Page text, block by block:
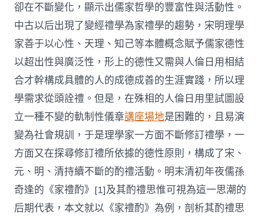
卻在不斷變化，顯示出儒家哲學的豐富性與活動性。
中古以后出現了變經禮學為家禮學的趨勢，宋明理學
家善于以心性、天理、知己等本體概念賦予儒家德性
以超出性與廣泛性，形上的德性又需與人倫日用相結
合才幹構成具體的人的成德成善的生涯實踐，所以理
學需求從頭詮禮。但是，在殊相的人倫日用里試圖設
立一種不變的軌制性儀章講座場地是困難的，且易演
變為社會規訓，于是理學家一方面不斷修訂禮學，一
方面又在探尋修訂禮所依據的德性原則，構成了宋、
元、明、清持續不斷的酌禮活動。明末清初年夜儒孫
奇逢的《家禮酌》[1]及其酌禮思惟可視為這一思潮的
后期代表，本文就以《家禮酌》為例，剖析其酌禮思